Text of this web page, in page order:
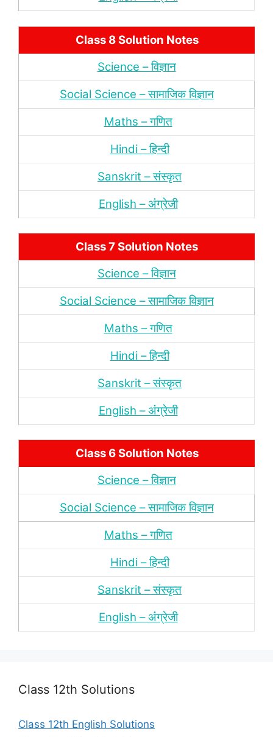
Class 8 Solution Notes
Science – विज्ञान
Social Science – सामाजिक विज्ञान
Maths – गणित
Hindi – हिन्‍दी
Sanskrit – संस्‍कृत
English – अंंग्रेजी
Class 7 Solution Notes
Science – विज्ञान
Social Science – सामाजिक विज्ञान
Maths – गणित
Hindi – हिन्‍दी
Sanskrit – संस्‍कृत
English – अंंग्रेजी
Class 6 Solution Notes
Science – विज्ञान
Social Science – सामाजिक विज्ञान
Maths – गणित
Hindi – हिन्‍दी
Sanskrit – संस्‍कृत
English – अंंग्रेजी
Class 12th Solutions
Class 12th English Solutions